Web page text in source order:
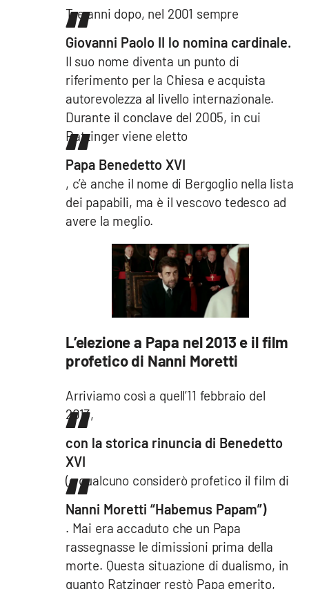
Tre anni dopo, nel 2001 sempre
Giovanni Paolo II lo nomina cardinale.
Il suo nome diventa un punto di
riferimento per la Chiesa e acquista
autorevolezza al livello internazionale.
Durante il conclave del 2005, in cui
Ratzinger viene eletto
Papa Benedetto XVI
, c’è anche il nome di Bergoglio nella lista
dei papabili, ma è il vescovo tedesco ad
avere la meglio.
L’elezione a Papa nel 2013 e il film
profetico di Nanni Moretti
Arriviamo così a quell’11 febbraio del
2013,
con la storica rinuncia di Benedetto
XVI
(e qualcuno considerò profetico il film di
Nanni Moretti “Habemus Papam”)
. Mai era accaduto che un Papa
rassegnasse le dimissioni prima della
morte. Questa situazione di dualismo, in
quanto Ratzinger restò Papa emerito,